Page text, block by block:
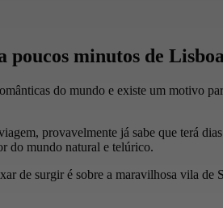
poucos minutos de Lisboa
do mundo e existe um motivo
provavelmente já sabe que terá
do mundo natural e telúrico.
de surgir é sobre a maravilhosa vila